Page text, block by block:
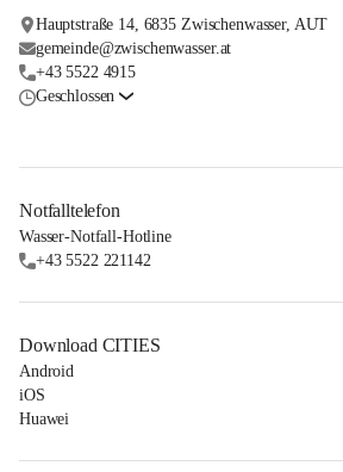
Hauptstraße 14, 6835 Zwischenwasser, AUT
gemeinde@zwischenwasser.at
+43 5522 4915
Geschlossen
Notfalltelefon
Wasser-Notfall-Hotline
+43 5522 221142
Download CITIES
Android
iOS
Huawei